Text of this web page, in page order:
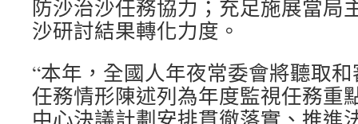
防沙治沙任務協力；充足施展當局
沙研討結果轉化力度。
“本年，全國人年夜常委會將聽取
任務情形陳述列為年度監視任務重
中心決議計劃安排貫徹落實、推進